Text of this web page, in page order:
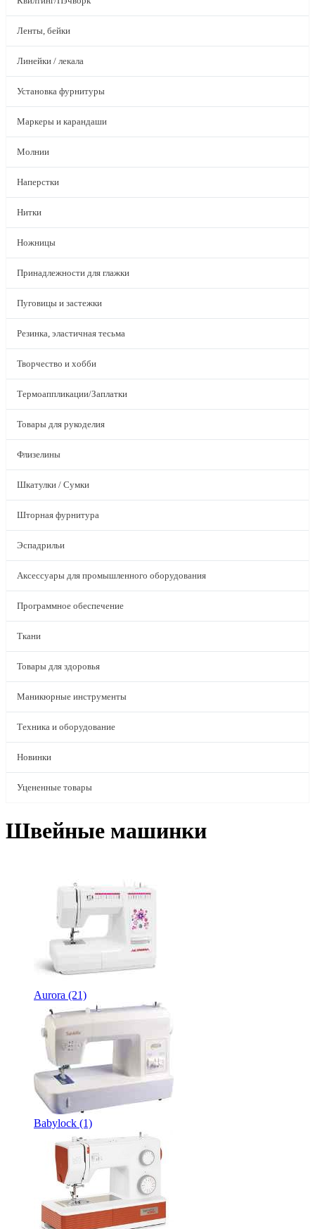
Ленты, бейки
Линейки / лекала
Установка фурнитуры
Маркеры и карандаши
Молнии
Наперстки
Нитки
Ножницы
Принадлежности для глажки
Пуговицы и застежки
Резинка, эластичная тесьма
Творчество и хобби
Термоаппликации/Заплатки
Товары для рукоделия
Флизелины
Шкатулки / Сумки
Шторная фурнитура
Эспадрильи
Аксессуары для промышленного оборудования
Программное обеспечение
Ткани
Товары для здоровья
Маникюрные инструменты
Техника и оборудование
Новинки
Уцененные товары
Швейные машинки
Aurora (21)
Babylock (1)